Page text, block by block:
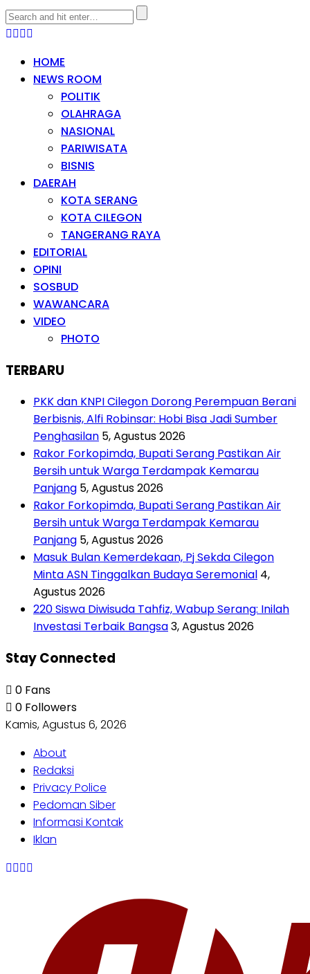
HOME
NEWS ROOM
POLITIK
OLAHRAGA
NASIONAL
PARIWISATA
BISNIS
DAERAH
KOTA SERANG
KOTA CILEGON
TANGERANG RAYA
EDITORIAL
OPINI
SOSBUD
WAWANCARA
VIDEO
PHOTO
TERBARU
PKK dan KNPI Cilegon Dorong Perempuan Berani
Berbisnis, Alfi Robinsar: Hobi Bisa Jadi Sumber
Penghasilan 5, Agustus 2026
Rakor Forkopimda, Bupati Serang Pastikan Air
Bersih untuk Warga Terdampak Kemarau
Panjang 5, Agustus 2026
Rakor Forkopimda, Bupati Serang Pastikan Air
Bersih untuk Warga Terdampak Kemarau
Panjang 5, Agustus 2026
Masuk Bulan Kemerdekaan, Pj Sekda Cilegon
Minta ASN Tinggalkan Budaya Seremonial 4,
Agustus 2026
220 Siswa Diwisuda Tahfiz, Wabup Serang: Inilah
Investasi Terbaik Bangsa3, Agustus 2026
Stay Connected
0 Fans
0 Followers
Kamis, Agustus 6, 2026
About
Redaksi
Privacy Police
Pedoman Siber
Informasi Kontak
Iklan